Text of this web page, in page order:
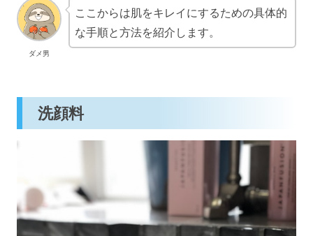
ダメ男
ここからは肌をキレイにするための具体的
な手順と方法を紹介します。
洗顔料